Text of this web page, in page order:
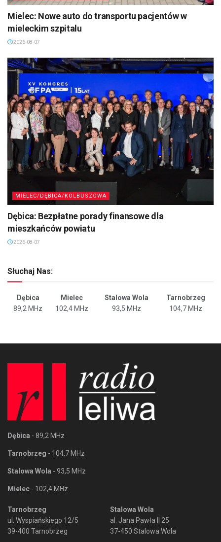
Mielec: Nowe auto do transportu pacjentów w
mieleckim szpitalu
2026-08-07
MIELEC/DĘBICA/KOLBUSZOWA
Dębica: Bezpłatne porady finansowe dla
mieszkańców powiatu
2026-08-07
Słuchaj Nas:
Dębica Mielec Stalowa Wola
Tarnobrzeg
89,2 MHz
102,4 MHz 93,5 MHz 104,7 MHz
Dębica - 89,2 MHz
Tarnobrzeg - 104,7 MHz
Stalowa Wola - 93,5 MHz
Mielec - 102,4 MHz
Tarnobrzeg
ul. Wyspiańskiego 12/5
39-400 Tarnobrzeg
Stalowa Wola
al. Jana Pawła II 25
37-450 Stalowa Wola